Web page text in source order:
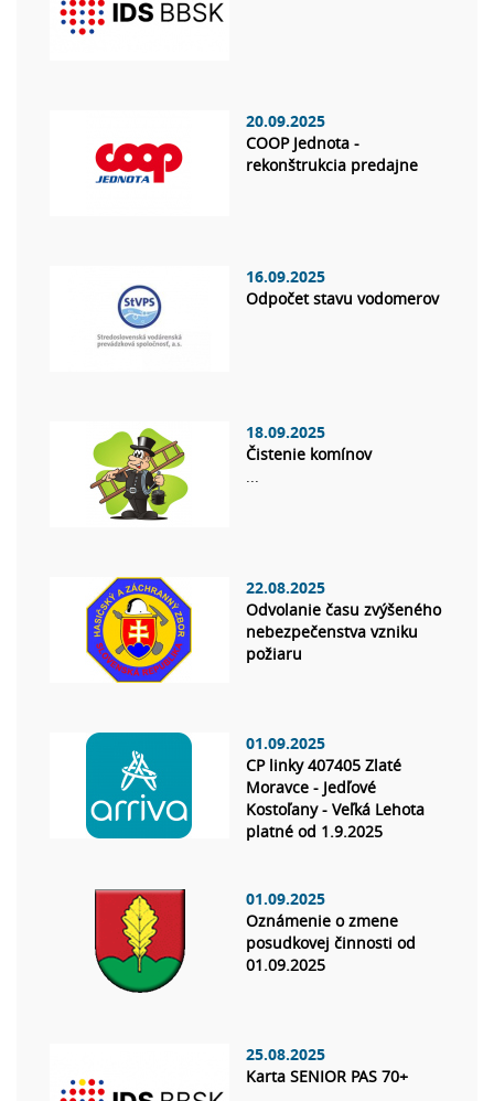
20.09.2025
COOP Jednota -
rekonštrukcia predajne
16.09.2025
Odpočet stavu vodomerov
18.09.2025
Čistenie komínov
...
22.08.2025
Odvolanie času zvýšeného
nebezpečenstva vzniku
požiaru
01.09.2025
CP linky 407405 Zlaté
Moravce - Jedľové
Kostoľany - Veľká Lehota
platné od 1.9.2025
01.09.2025
Oznámenie o zmene
posudkovej činnosti od
01.09.2025
25.08.2025
Karta SENIOR PAS 70+